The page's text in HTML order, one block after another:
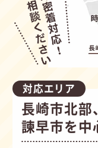
対応エリア
長崎市北部
諫早市を中